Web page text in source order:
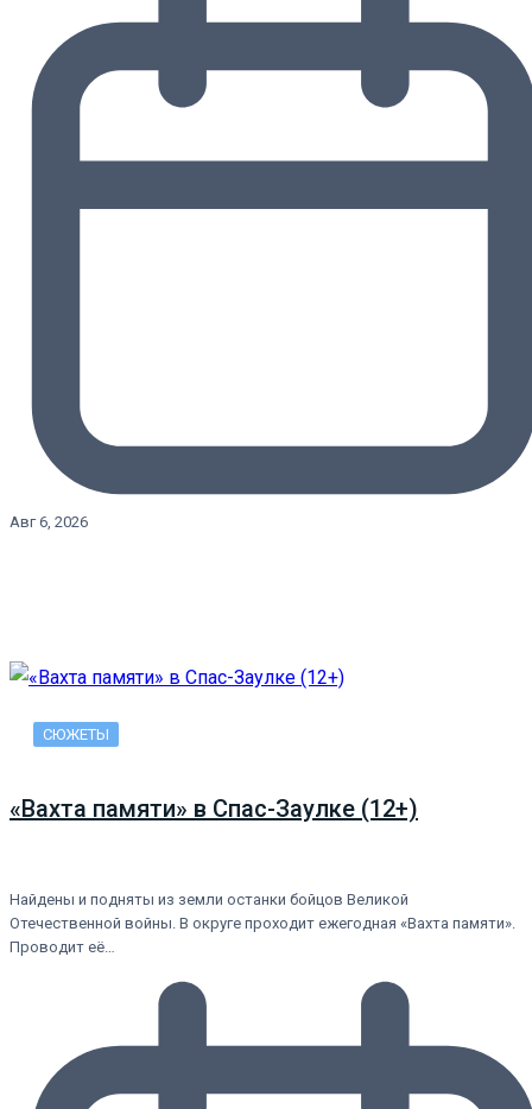
Авг 6, 2026
СЮЖЕТЫ
«Вахта памяти» в Спас-Заулке (12+)
Найдены и подняты из земли останки бойцов Великой
Отечественной войны. В округе проходит ежегодная «Вахта памяти».
Проводит её…